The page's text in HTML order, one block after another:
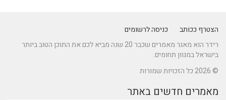
הצטרף ככותב
כניסה לרשומים
רידר הוא מאגר מאמרים שכבר 20 שנה מביא לכם את התוכן הטוב ביותר
בישראל במגוון תחומים.
© 2026 כל הזכויות שמורות
מאמרים חדשים באתר